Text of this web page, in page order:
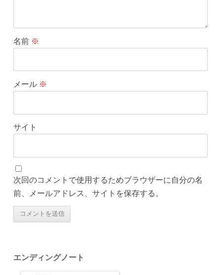
名前 ※
メール ※
サイト
次回のコメントで使用するためブラウザーに自分の名
前、メールアドレス、サイトを保存する。
エンディングノート